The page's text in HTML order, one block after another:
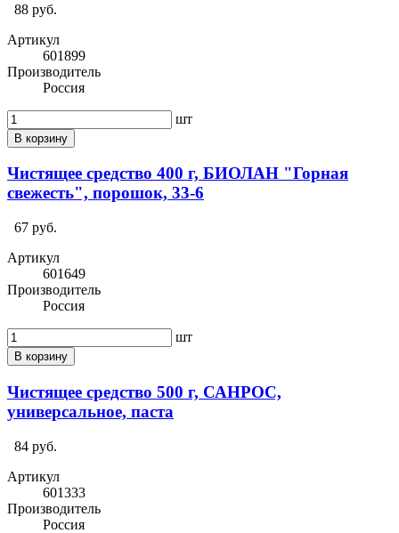
88 руб.
Артикул
601899
Производитель
Россия
шт
В корзину
Чистящее средство 400 г, БИОЛАН "Горная
свежесть", порошок, 33-6
67 руб.
Артикул
601649
Производитель
Россия
шт
В корзину
Чистящее средство 500 г, САНРОС,
универсальное, паста
84 руб.
Артикул
601333
Производитель
Россия